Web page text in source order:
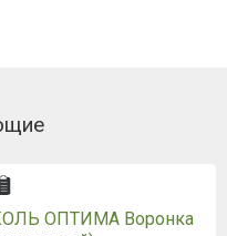
ОПТИМА Воронка